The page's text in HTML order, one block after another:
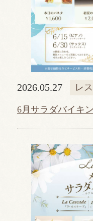
2026.05.27 レ
6月サラダバイキ